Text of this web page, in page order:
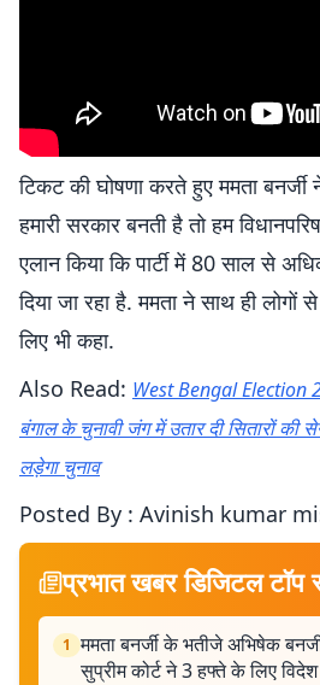
टिकट की घोषणा करते हुए ममता
हमारी सरकार बनती है तो हम
एलान किया कि पार्टी में 80 साल से
दिया जा रहा है. ममता ने साथ ही लोगों
लिए भी कहा.
Also Read: West Bengal Election
बंगाल के चुनावी जंग में उतार दी सितारों
लड़ेगा चुनाव
Posted By : Avinish kumar
प्रभात खबर डिजिटल टॉप
1 ममता बनर्जी के भतीजे अभिषेक
सुप्रीम कोर्ट ने 3 हफ्ते के लिए